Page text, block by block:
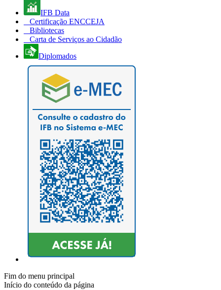
IFB Data
Certificação ENCCEJA
Bibliotecas
Carta de Serviços ao Cidadão
Diplomados
Fim do menu principal
Início do conteúdo da página